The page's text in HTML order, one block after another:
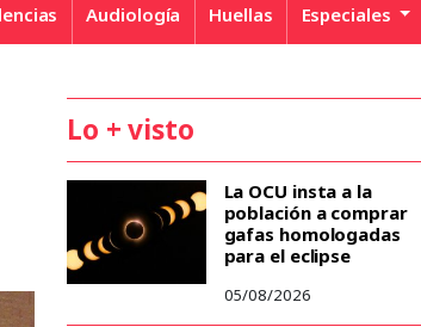
Audiología Huellas Especiales
Lo + visto
La OCU insta a la
población a comprar
gafas homologadas
para el eclipse
05/08/2026